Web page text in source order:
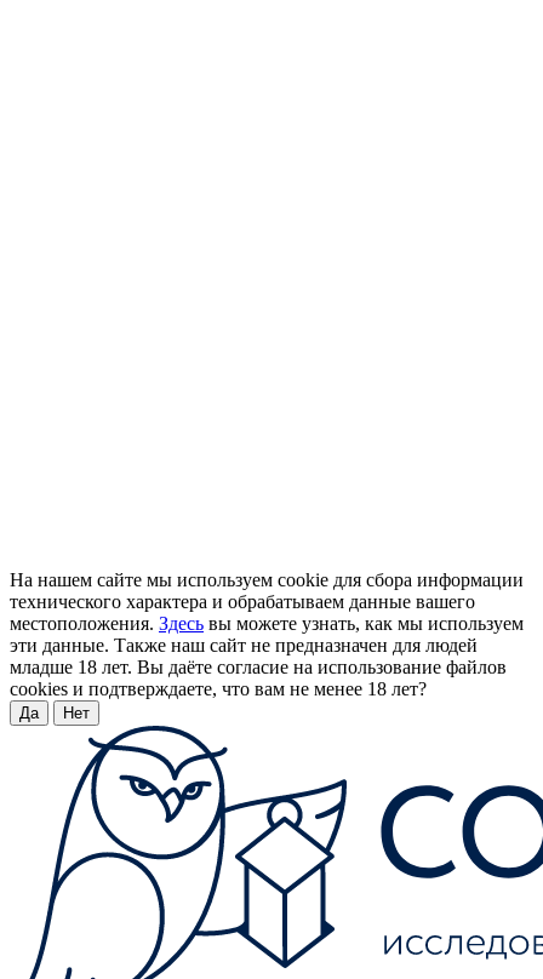
На нашем сайте мы используем cookie для сбора информации
технического характера и обрабатываем данные вашего
местоположения. Здесь вы можете узнать, как мы используем
эти данные. Также наш сайт не предназначен для людей
младше 18 лет. Вы даёте согласие на использование файлов
cookies и подтверждаете, что вам не менее 18 лет?
Да Нет